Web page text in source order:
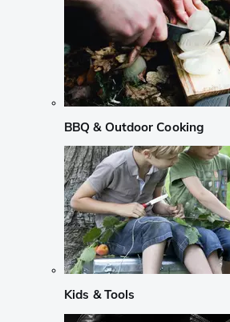
BBQ & Outdoor Cooking
Kids & Tools